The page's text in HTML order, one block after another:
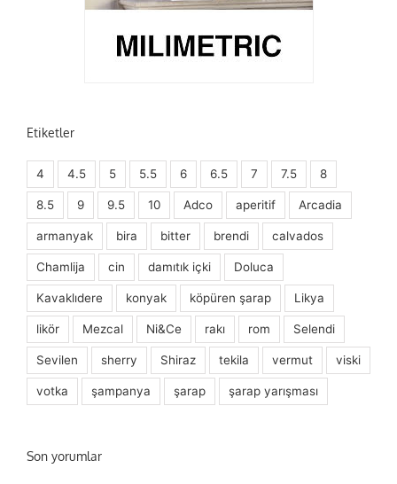
Etiketler
4 4.5 5 5.5 6 6.5 7 7.5 8
8.5 9 9.5 10 Adco aperitif Arcadia
armanyak bira bitter brendi calvados
Chamlija cin damıtık içki Doluca
Kavaklıdere konyak köpüren şarap Likya
likör Mezcal Ni&Ce rakı rom Selendi
Sevilen sherry Shiraz tekila vermut viski
votka şampanya şarap şarap yarışması
Son yorumlar